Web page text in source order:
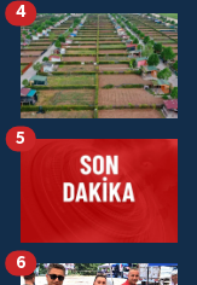
4
5
6